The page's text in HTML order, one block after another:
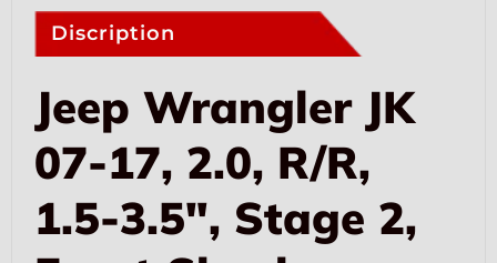
Discription
Jeep Wrangler JK
07-17, 2.0, R/R,
1.5-3.5″, Stage 2,